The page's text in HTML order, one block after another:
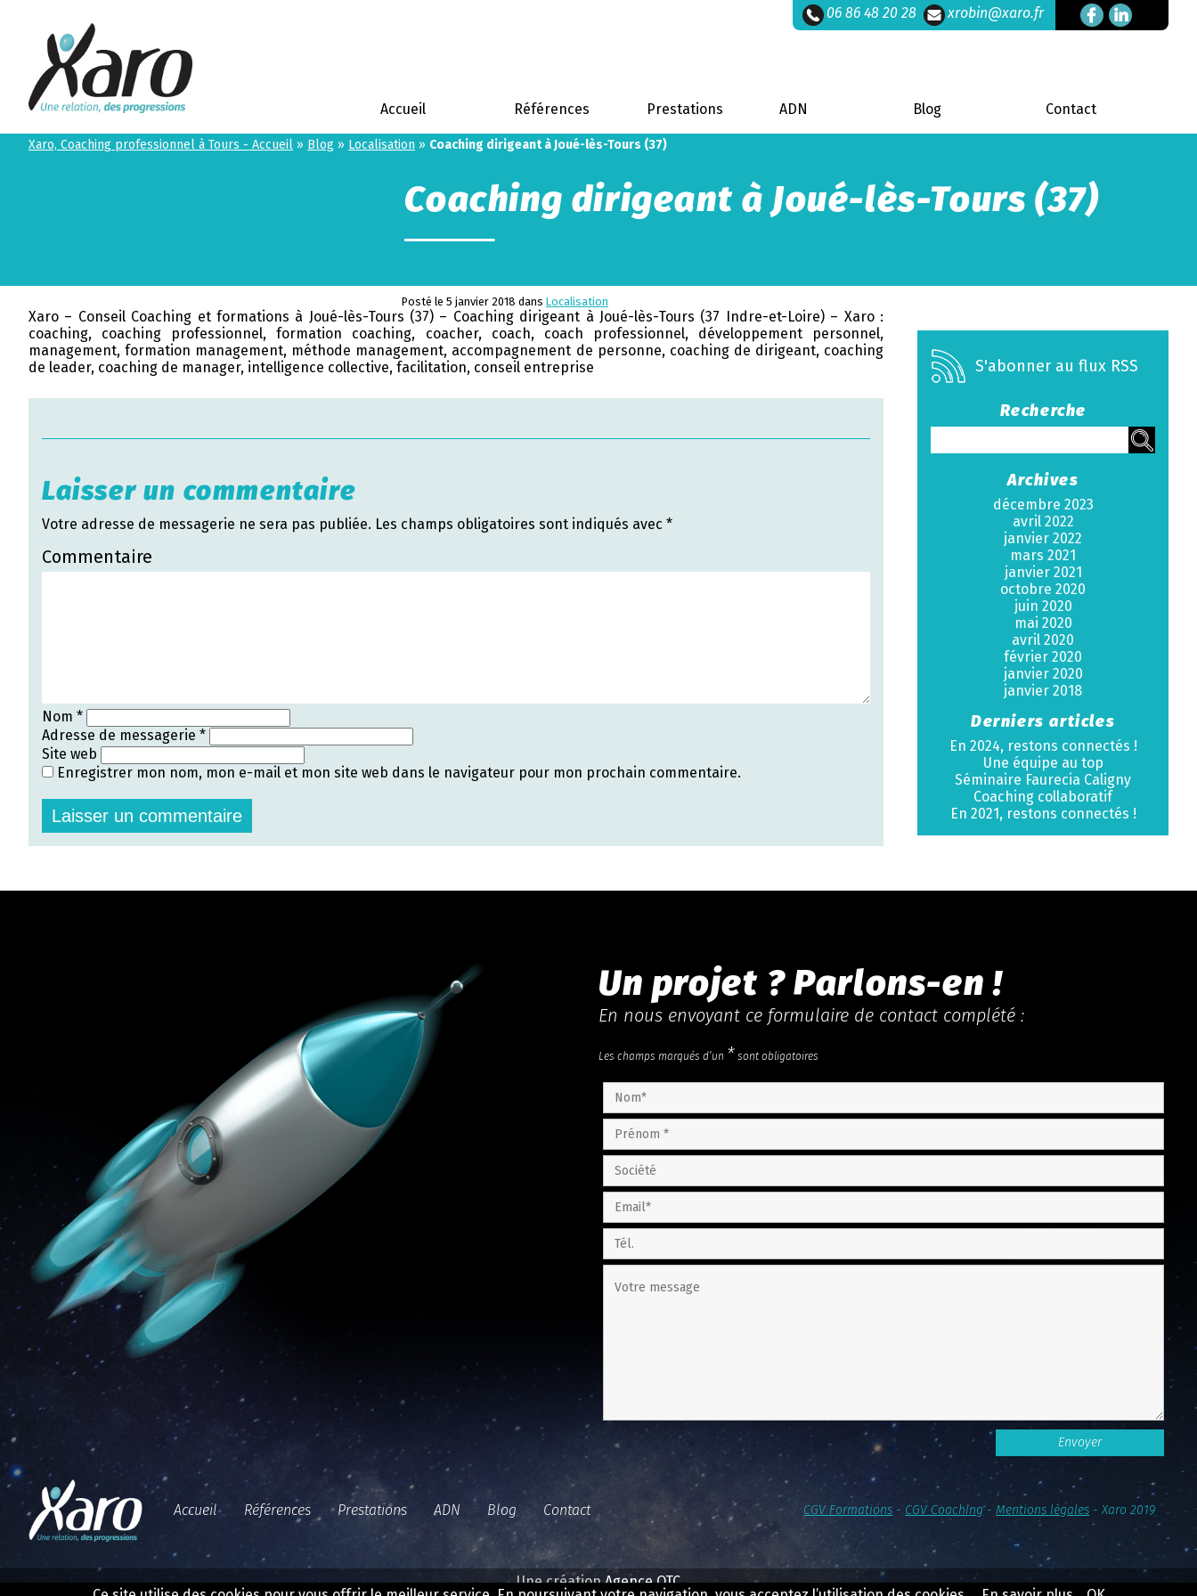
06 86 48 20 28 xrobin@xaro.fr
Accueil Références Prestations ADN Blog Contact
Xaro, Coaching professionnel à Tours - Accueil » Blog » Localisation » Coaching dirigeant à Joué-lès-Tours (37)
Coaching dirigeant à Joué-lès-Tours (37)
Posté le 5 janvier 2018 dans Localisation
Xaro – Conseil Coaching et formations à Joué-lès-Tours (37) – Coaching dirigeant à Joué-lès-Tours (37 Indre-et-Loire) – Xaro :
coaching, coaching professionnel, formation coaching, coacher, coach, coach professionnel, développement personnel,
management, formation management, méthode management, accompagnement de personne, coaching de dirigeant, coaching
de leader, coaching de manager, intelligence collective, facilitation, conseil entreprise
Laisser un commentaire
Votre adresse de messagerie ne sera pas publiée. Les champs obligatoires sont indiqués avec *
Commentaire
Nom *
Adresse de messagerie *
Site web
Enregistrer mon nom, mon e-mail et mon site web dans le navigateur pour mon prochain commentaire.
S'abonner au flux RSS
Recherche
Archives
décembre 2023
avril 2022
janvier 2022
mars 2021
janvier 2021
octobre 2020
juin 2020
mai 2020
avril 2020
février 2020
janvier 2020
janvier 2018
Derniers articles
En 2024, restons connectés !
Une équipe au top
Séminaire Faurecia Caligny
Coaching collaboratif
En 2021, restons connectés !
Un projet ? Parlons-en !
En nous envoyant ce formulaire de contact complété :
Les champs marqués d’un * sont obligatoires
Accueil Références Prestations ADN Blog Contact CGV Formations - CGV Coaching-Mentions légales - Xaro 2019
Une créationAgence OTC